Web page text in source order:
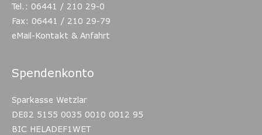
Tel.: 06441 / 210 29-0
Fax: 06441 / 210 29-79
eMail-Kontakt & Anfahrt
Spendenkonto
Sparkasse Wetzlar
DE82 5155 0035 0010 0012 95
BIC HELADEF1WET